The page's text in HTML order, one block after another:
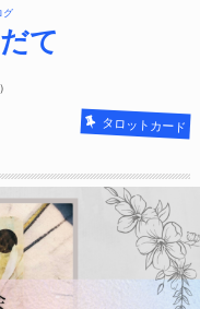
グ
て
タロットカード